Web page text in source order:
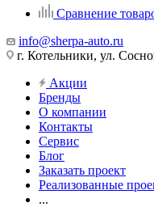
Сравнение
info@sherpa-auto.ru
г. Котельники, ул.
Акции
Бренды
О компании
Контакты
Сервис
Блог
Заказать проект
Реализованные
...